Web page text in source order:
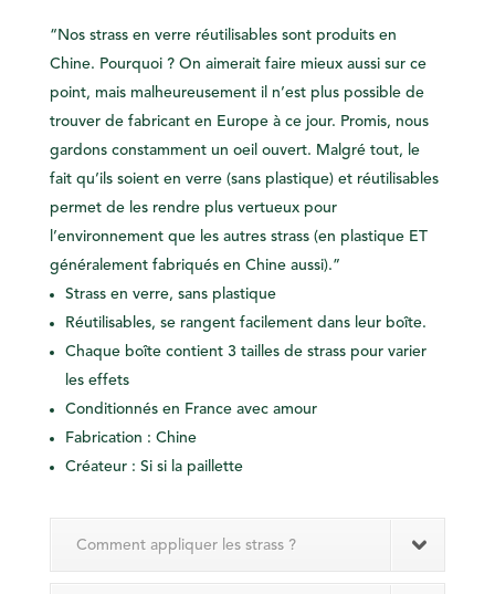
“Nos strass en verre réutilisables sont produits en
Chine. Pourquoi ? On aimerait faire mieux aussi sur ce
point, mais malheureusement il n’est plus possible de
trouver de fabricant en Europe à ce jour. Promis, nous
gardons constamment un oeil ouvert. Malgré tout, le
fait qu’ils soient en verre (sans plastique) et réutilisables
permet de les rendre plus vertueux pour
l’environnement que les autres strass (en plastique ET
généralement fabriqués en Chine aussi).”
Strass en verre, sans plastique
Réutilisables, se rangent facilement dans leur boîte.
Chaque boîte contient 3 tailles de strass pour varier
les effets
Conditionnés en France avec amour
Fabrication : Chine
Créateur : Si si la paillette
Comment appliquer les strass ?